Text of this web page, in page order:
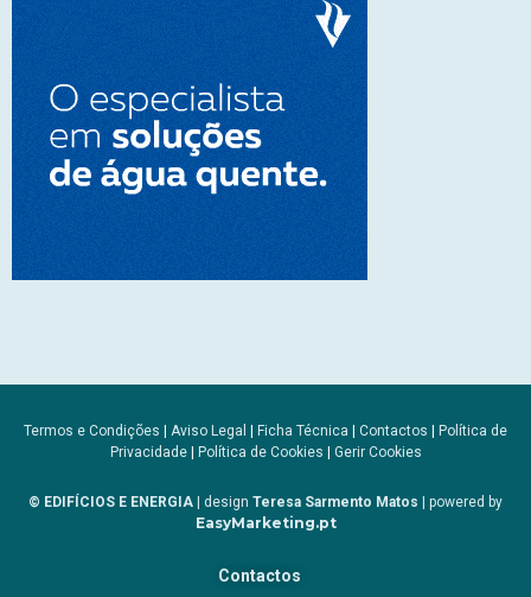
Termos e Condições | Aviso Legal | Ficha Técnica | Contactos | Política de
Privacidade| Política de Cookies | Gerir Cookies
© EDIFÍCIOS E ENERGIA | design Teresa Sarmento Matos | powered by
EasyMarketing.pt
Contactos